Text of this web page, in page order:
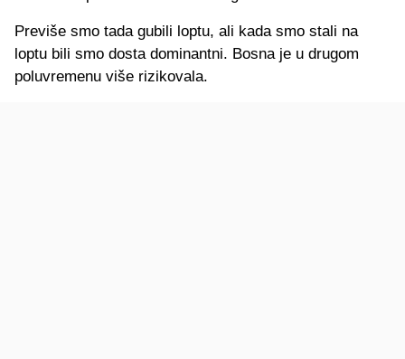
Previše smo tada gubili loptu, ali kada smo stali na
loptu bili smo dosta dominantni. Bosna je u drugom
poluvremenu više rizikovala.